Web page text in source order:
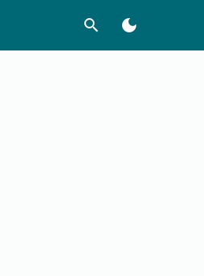
search dark_mode